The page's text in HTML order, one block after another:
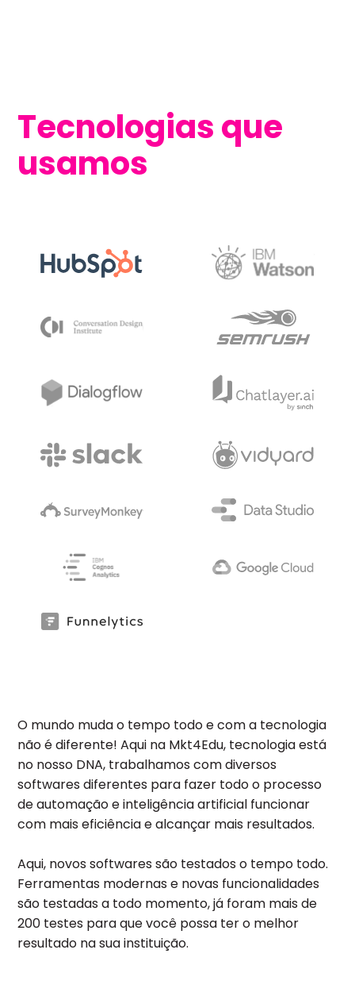
Tecnologias que
usamos
O mundo muda o tempo todo e com a tecnologia
não é diferente! Aqui na Mkt4Edu, tecnologia está
no nosso DNA, trabalhamos com diversos
softwares diferentes para fazer todo o processo
de automação e inteligência artificial funcionar
com mais eficiência e alcançar mais resultados.
Aqui, novos softwares são testados o tempo todo.
Ferramentas modernas e novas funcionalidades
são testadas a todo momento, já foram mais de
200 testes para que você possa ter o melhor
resultado na sua instituição.